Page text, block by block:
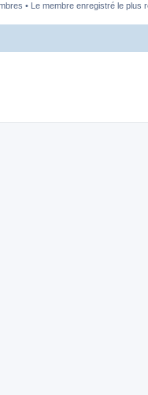
• Le membre enregistré le plus